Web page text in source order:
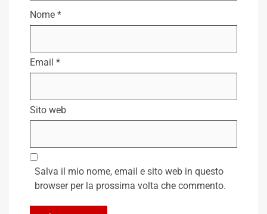
Nome *
Email *
Sito web
Salva il mio nome, email e sito web in questo
browser per la prossima volta che commento.